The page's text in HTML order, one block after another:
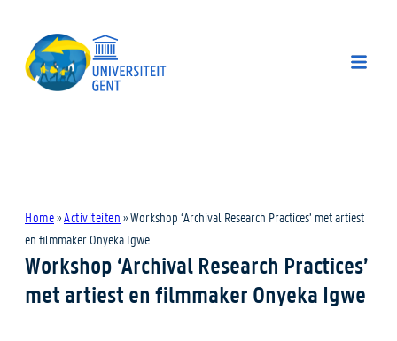
Home»Activiteiten »Workshop ‘Archival Research Practices’ met artiest
en filmmaker Onyeka Igwe
Workshop ‘Archival Research Practices’
met artiest en filmmaker Onyeka Igwe